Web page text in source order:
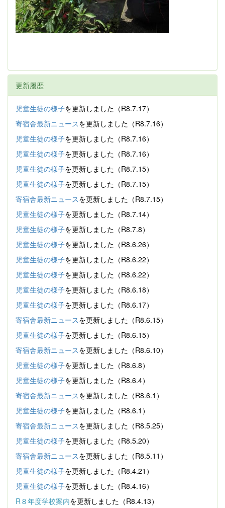
更新履歴
児童生徒の様子を更新しました（R8.7.17）
寄宿舎最新ニュースを更新しました（R8.7.16）
児童生徒の様子を更新しました（R8.7.16）
児童生徒の様子を更新しました（R8.7.16）
児童生徒の様子を更新しました（R8.7.15）
児童生徒の様子を更新しました（R8.7.15）
寄宿舎最新ニュースを更新しました（R8.7.15）
児童生徒の様子を更新しました（R8.7.14）
児童生徒の様子を更新しました（R8.7.8）
児童生徒の様子を更新しました（R8.6.26）
児童生徒の様子を更新しました（R8.6.22）
児童生徒の様子を更新しました（R8.6.22）
児童生徒の様子を更新しました（R8.6.18）
児童生徒の様子を更新しました（R8.6.17）
寄宿舎最新ニュースを更新しました（R8.6.15）
児童生徒の様子を更新しました（R8.6.15）
寄宿舎最新ニュースを更新しました（R8.6.10）
児童生徒の様子を更新しました（R8.6.8）
児童生徒の様子を更新しました（R8.6.4）
寄宿舎最新ニュースを更新しました（R8.6.1）
児童生徒の様子を更新しました（R8.6.1）
寄宿舎最新ニュースを更新しました（R8.5.25）
児童生徒の様子を更新しました（R8.5.20）
寄宿舎最新ニュースを更新しました（R8.5.11）
児童生徒の様子を更新しました（R8.4.21）
児童生徒の様子を更新しました（R8.4.16）
R８年度学校案内を更新しました（R8.4.13）